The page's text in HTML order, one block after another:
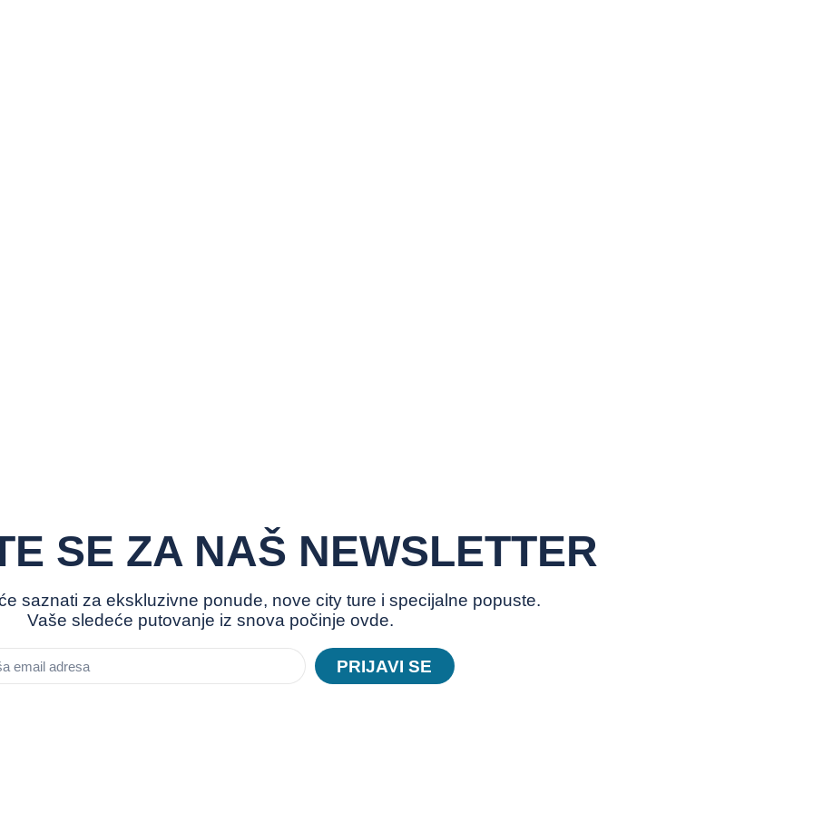
SE ZA NAŠ NEWSLETTER
saznati za ekskluzivne ponude, nove city ture i specijalne popuste.
Vaše sledeće putovanje iz snova počinje ovde.
PRIJAVI SE